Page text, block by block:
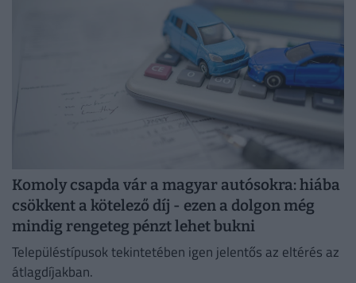
Komoly csapda vár a magyar autósokra: hiába
csökkent a kötelező díj - ezen a dolgon még
mindig rengeteg pénzt lehet bukni
Településtípusok tekintetében igen jelentős az eltérés az
átlagdíjakban.